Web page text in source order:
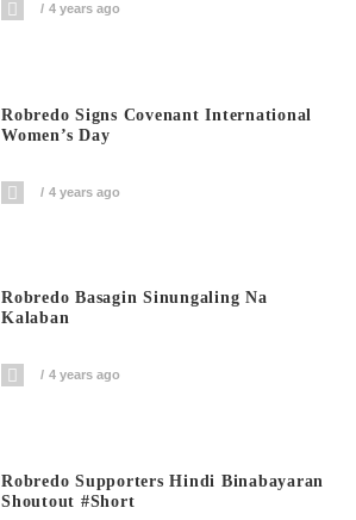
4 years ago
Robredo Signs Covenant International
Women’s Day
4 years ago
Robredo Basagin Sinungaling Na
Kalaban
4 years ago
Robredo Supporters Hindi Binabayaran
Shoutout #short